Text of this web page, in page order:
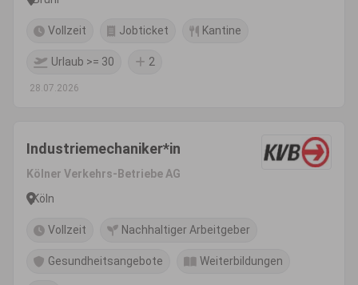
Vollzeit Jobticket Kantine
Urlaub >= 30 2
28.07.2026
Industriemechaniker*in
Kölner Verkehrs-Betriebe AG
Köln
Vollzeit Nachhaltiger Arbeitgeber
Gesundheitsangebote Weiterbildungen